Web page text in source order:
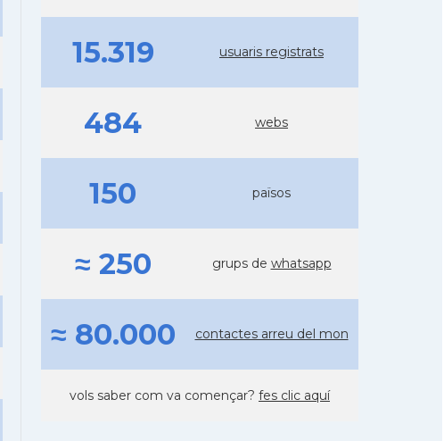
15.319 usuaris registrats
484 webs
150 països
≈ 250 grups de whatsapp
≈ 80.000 contactes arreu del mon
vols saber com va començar? fes clic aquí